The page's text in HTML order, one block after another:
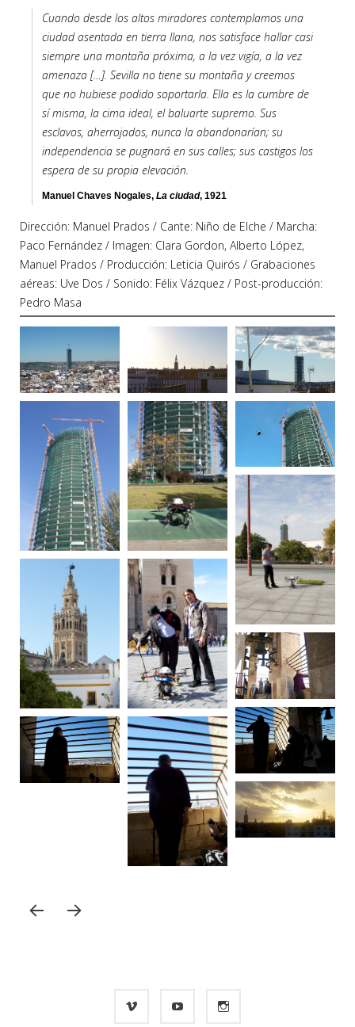
Cuando desde los altos miradores contemplamos una
ciudad asentada en tierra llana, nos satisface hallar casi
siempre una montaña próxima, a la vez vigía, a la vez
amenaza […]. Sevilla no tiene su montaña y creemos
que no hubiese podido soportarla. Ella es la cumbre de
sí misma, la cima ideal, el baluarte supremo. Sus
esclavos, aherrojados, nunca la abandonarían; su
independencia se pugnará en sus calles; sus castigos los
espera de su propia elevación.
Manuel Chaves Nogales, La ciudad, 1921
Dirección: Manuel Prados / Cante: Niño de Elche / Marcha:
Paco Fernández / Imagen: Clara Gordon, Alberto López,
Manuel Prados / Producción: Leticia Quirós / Grabaciones
aéreas: Uve Dos / Sonido: Félix Vázquez / Post-producción:
Pedro Masa